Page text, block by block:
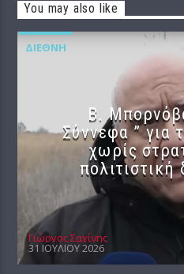
You may also like
ΔΙΕΘΝΉ
B.
Σύννεφα ” για
χωρίς
Γιώργος Σαχίνης
31 ΙΟΥΛΊΟΥ 2026